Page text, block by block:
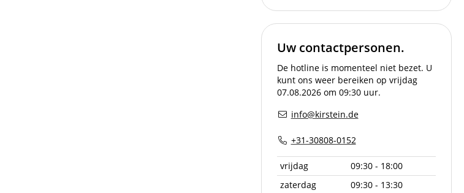
Uw contactpersonen.
De hotline is momenteel niet bezet. U
kunt ons weer bereiken op vrijdag
07.08.2026 om 09:30 uur.
info@kirstein.de
+31-30808-0152
vrijdag
09:30 - 18:00
zaterdag
09:30 - 13:30